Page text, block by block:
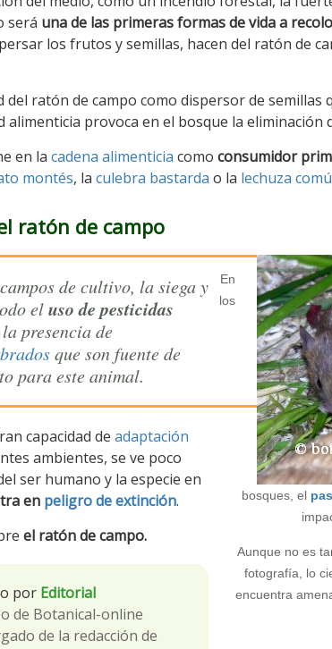
será una de las primeras formas de vida a
los frutos y semillas, hacen del ratón de
del ratón de campo como dispersor de semillas
alimenticia provoca en el bosque la eliminación
en la cadena alimenticia como consumidor
montés, la culebra bastarda o la lechuza
ratón de campo
En
los
bosques, el
Aunque no es
fotografía, lo
encuentra
de cultivo, la siega y
eluso de pesticidas
presencia de
que son fuente de
para este animal.
capacidad de adaptación
ambientes, se ve poco
ser humano y la especie en
en peligro de extinción.
el ratón de campo.
por Editorial
de Botanical-online
de la redacción de